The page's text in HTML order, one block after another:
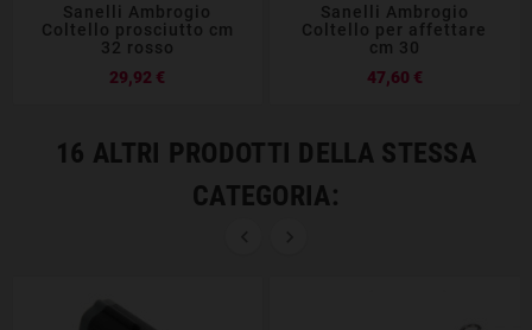
Sanelli Ambrogio
Coltello prosciutto cm
32 rosso
29,92 €
Sanelli Ambrogio
Coltello per affettare
cm 30
47,60 €Prezzo
16 ALTRI PRODOTTI DELLA STESSA
CATEGORIA: